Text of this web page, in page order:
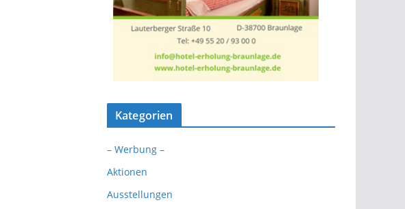
Kategorien
– Werbung –
Aktionen
Ausstellungen